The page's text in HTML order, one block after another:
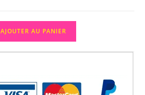
AJOUTER AU PANIER